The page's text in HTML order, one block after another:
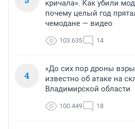
кричала». Как убили
почему целый год
чемодане — видео
103 635 14
4
«До сих пор дроны
известно об атаке на
Владимирской области
100 449 18